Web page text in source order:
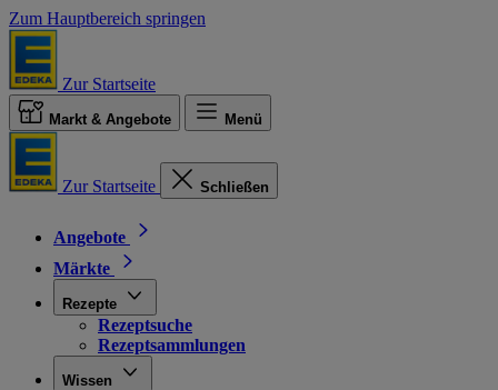
Zum Hauptbereich springen
Zur Startseite
Markt & Angebote Menü
Zur Startseite Schließen
Angebote
Märkte
Rezepte
Rezeptsuche
Rezeptsammlungen
Wissen